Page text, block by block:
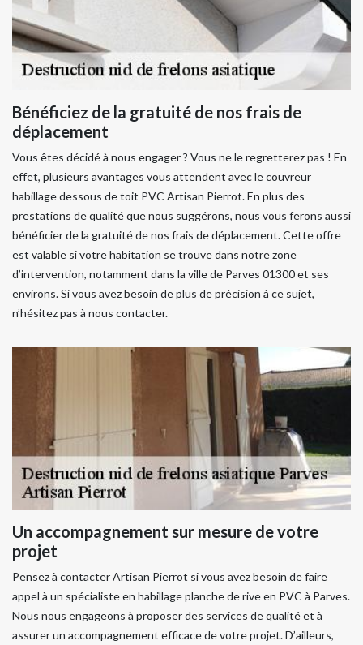
Bénéficiez de la gratuité de nos frais de
déplacement
Vous êtes décidé à nous engager ? Vous ne le regretterez pas ! En
effet, plusieurs avantages vous attendent avec le couvreur
habillage dessous de toit PVC Artisan Pierrot. En plus des
prestations de qualité que nous suggérons, nous vous ferons aussi
bénéficier de la gratuité de nos frais de déplacement. Cette offre
est valable si votre habitation se trouve dans notre zone
d’intervention, notamment dans la ville de Parves 01300 et ses
environs. Si vous avez besoin de plus de précision à ce sujet,
n’hésitez pas à nous contacter.
Un accompagnement sur mesure de votre
projet
Pensez à contacter Artisan Pierrot si vous avez besoin de faire
appel à un spécialiste en habillage planche de rive en PVC à Parves.
Nous nous engageons à proposer des services de qualité et à
assurer un accompagnement efficace de votre projet. D’ailleurs,